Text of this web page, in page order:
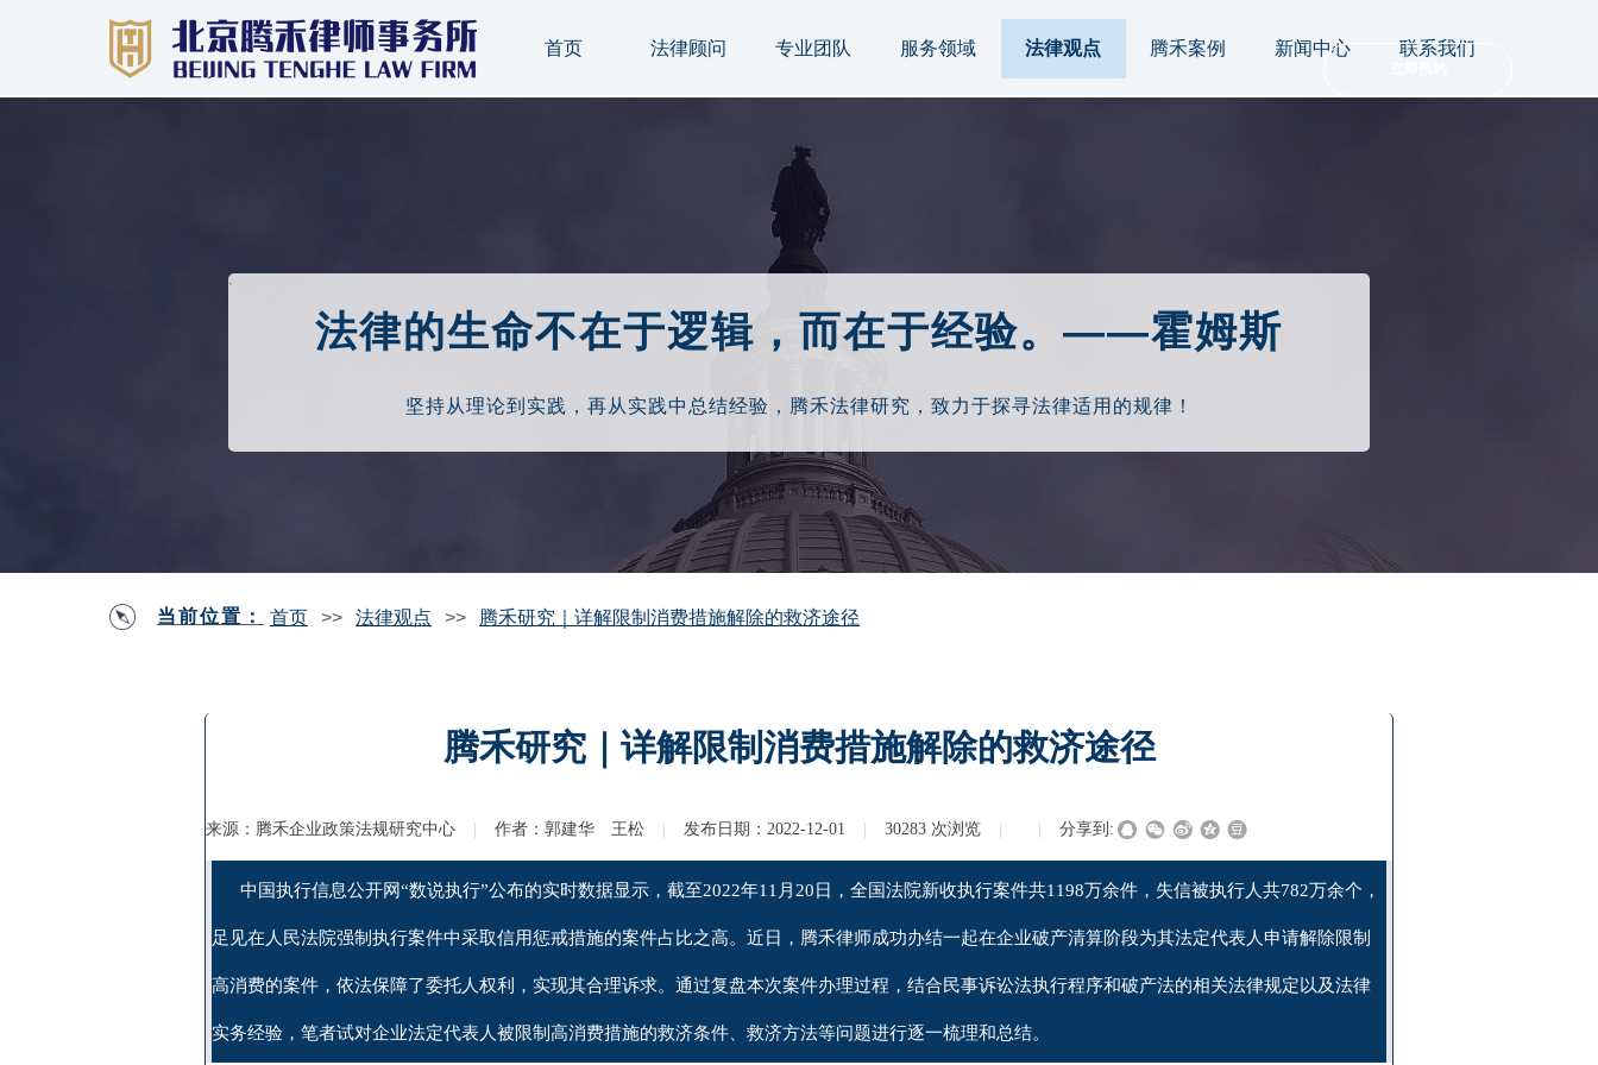
首页 法律顾问 专业团队 服务领域 法律观点 腾禾案例 新闻中心 联系我们
法律的生命不在于逻辑，而在于经验。——霍姆斯
坚持从理论到实践，再从实践中总结经验，腾禾法律研究，致力于探寻法律适用的规律！
·
当前位置： 首页 >> 法律观点 >> 腾禾研究｜详解限制消费措施解除的救济途径
腾禾研究｜详解限制消费措施解除的救济途径
来源： 腾禾企业政策法规研究中心 作者： 郭建华 王松 发布日期： 2022-12-01 30283 次浏览 分享到:
中国执行信息公开网“数说执行”公布的实时数据显示，截至2022年11月20日，全国法院新收执行案件共1198万余件，失信被执行人共782万余个，
足见在人民法院强制执行案件中采取信用惩戒措施的案件占比之高。近日，腾禾律师成功办结一起在企业破产清算阶段为其法定代表人申请解除限制
高消费的案件，依法保障了委托人权利，实现其合理诉求。通过复盘本次案件办理过程，结合民事诉讼法执行程序和破产法的相关法律规定以及法律
实务经验，笔者试对企业法定代表人被限制高消费措施的救济条件、救济方法等问题进行逐一梳理和总结。